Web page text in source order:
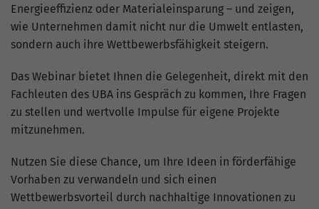
Energieeffizienz oder Materialeinsparung – und zeigen,
wie Unternehmen damit nicht nur die Umwelt entlasten,
sondern auch ihre Wettbewerbsfähigkeit steigern.
Das Webinar bietet Ihnen die Gelegenheit, direkt mit den
Fachleuten des UBA ins Gespräch zu kommen, Ihre Fragen
zu stellen und wertvolle Impulse für eigene Projekte
mitzunehmen.
Nutzen Sie diese Chance, um Ihre Ideen in förderfähige
Vorhaben zu verwandeln und sich einen
Wettbewerbsvorteil durch nachhaltige Innovationen zu
Name _gid
Anbieter Google Analytics
Laufzeit 1 Tag
Zweck
Dieses Cookie wird von Google Analytics
installiert. Das Cookie wird verwendet,
hilft bei der Erstellung eines
Analyseberichts darüber, wie es der
Website geht. Die erhobenen Daten